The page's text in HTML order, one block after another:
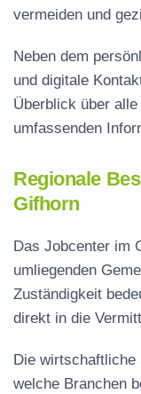
vermeiden und
Neben dem
und digitale
Überblick über
umfassenden
Regionale
Gifhorn
Das Jobcenter im
umliegenden
Zuständigkeit
direkt in die
Die
welche Branchen